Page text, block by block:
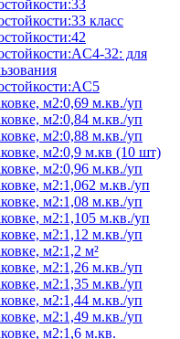
класс
32: для
м2:0,69 м.кв./уп
м2:0,84 м.кв./уп
м2:0,88 м.кв./уп
м2:0,9 м.кв (10 шт)
м2:0,96 м.кв./уп
м2:1,062 м.кв./уп
м2:1,08 м.кв./уп
м2:1,105 м.кв./уп
м2:1,12 м.кв./уп
м2:1,2 м²
м2:1,26 м.кв./уп
м2:1,35 м.кв./уп
м2:1,44 м.кв./уп
м2:1,49 м.кв./уп
м2:1,6 м.кв.